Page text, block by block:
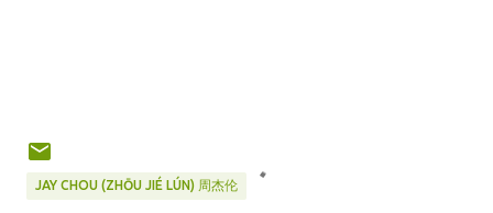
JAY CHOU (ZHŌU JIÉ LÚN) 周杰伦